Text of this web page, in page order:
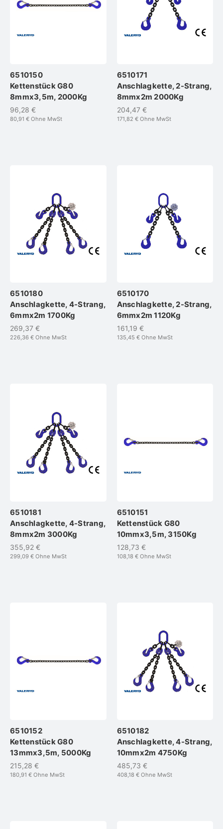
6510150
Kettenstück G80
8mmx3,5m, 2000Kg
96,28 €
80,91 € Ohne MwSt
6510171
Anschlagkette, 2-Strang,
8mmx2m 2000Kg
204,47 €
171,82 €Ohne MwSt
6510180
Anschlagkette, 4-Strang,
6mmx2m 1700Kg
269,37 €
226,36 € Ohne MwSt
6510170
Anschlagkette, 2-Strang,
6mmx2m 1120Kg
161,19 €
135,45 €Ohne MwSt
6510181
Anschlagkette, 4-Strang,
8mmx2m 3000Kg
355,92 €
299,09 € Ohne MwSt
6510151
Kettenstück G80
10mmx3,5m, 3150Kg
128,73 €
108,18 €Ohne MwSt
6510152
Kettenstück G80
13mmx3,5m, 5000Kg
215,28 €
180,91 € Ohne MwSt
6510182
Anschlagkette, 4-Strang,
10mmx2m 4750Kg
485,73 €
408,18 €Ohne MwSt